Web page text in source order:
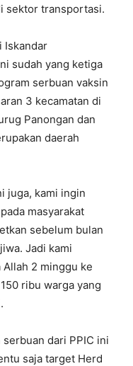
sektor transportasi.
Iskandar
sudah yang ketiga
serbuan vaksin
3 kecamatan di
Panongan dan
daerah
juga, kami ingin
masyarakat
sebelum bulan
Jadi kami
2 minggu ke
ribu warga yang
dari PPIC ini
saja target Herd